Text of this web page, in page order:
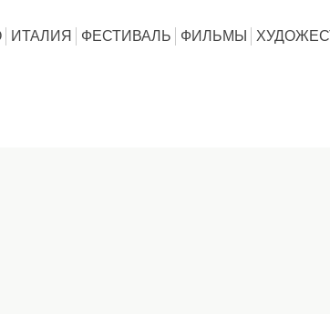
ИТАЛИЯ ФЕСТИВАЛЬ ФИЛЬМЫ